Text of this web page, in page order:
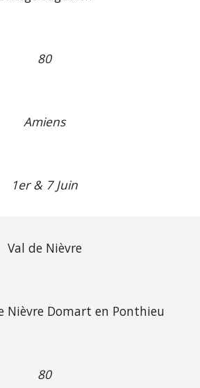
80
Amiens
1er & 7 Juin
Val de Nièvre
Nièvre Domart en Ponthieu
80